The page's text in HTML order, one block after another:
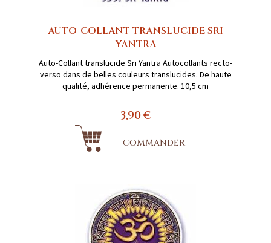
AUTO-COLLANT TRANSLUCIDE SRI
YANTRA
Auto-Collant translucide Sri Yantra Autocollants recto-
verso dans de belles couleurs translucides. De haute
qualité, adhérence permanente. 10,5 cm
3,90 €
COMMANDER